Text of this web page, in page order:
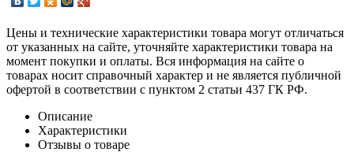
Цены и технические характеристики товара могут отличаться
от указанных на сайте, уточняйте характеристики товара на
момент покупки и оплаты. Вся информация на сайте о
товарах носит справочный характер и не является публичной
офертой в соответствии с пунктом 2 статьи 437 ГК РФ.
Описание
Характеристики
Отзывы о товаре